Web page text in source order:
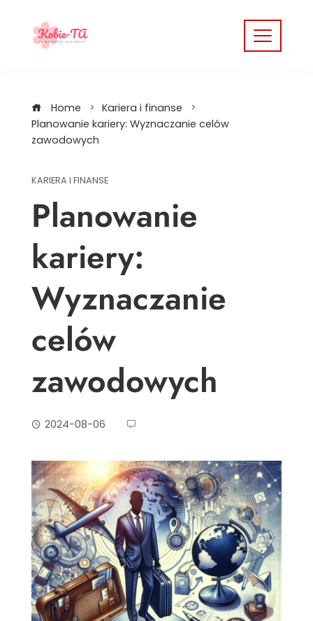
content
Home
Kariera i finanse
Planowanie kariery: Wyznaczanie celów
zawodowych
KARIERA I FINANSE
Planowanie
kariery:
Wyznaczanie
celów
zawodowych
2024-08-06